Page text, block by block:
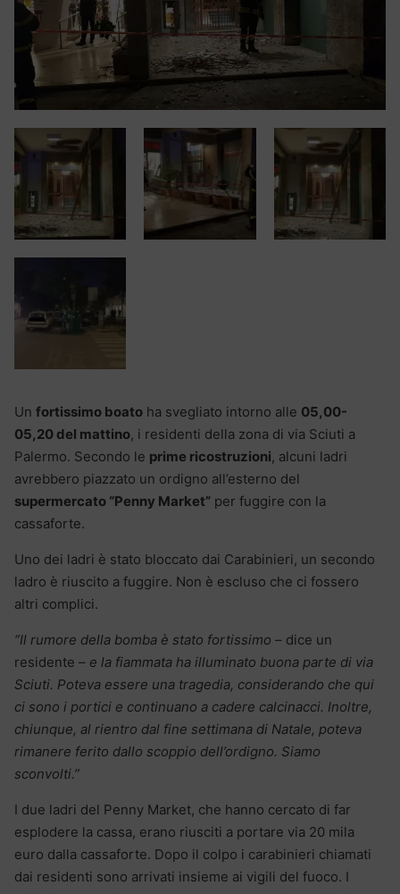
Un fortissimo boato ha svegliato intorno alle 05,00-
05,20 del mattino, i residenti della zona di via Sciuti a
Palermo. Secondo le prime ricostruzioni, alcuni ladri
avrebbero piazzato un ordigno all’esterno del
supermercato “Penny Market” per fuggire con la
cassaforte.
Uno dei ladri è stato bloccato dai Carabinieri, un secondo
ladro è riuscito a fuggire. Non è escluso che ci fossero
altri complici.
“Il rumore della bomba è stato fortissimo – dice un
residente – e la fiammata ha illuminato buona parte di via
Sciuti. Poteva essere una tragedia, considerando che qui
ci sono i portici e continuano a cadere calcinacci. Inoltre,
chiunque, al rientro dal fine settimana di Natale, poteva
rimanere ferito dallo scoppio dell’ordigno. Siamo
sconvolti.”
I due ladri del Penny Market, che hanno cercato di far
esplodere la cassa, erano riusciti a portare via 20 mila
euro dalla cassaforte. Dopo il colpo i carabinieri chiamati
dai residenti sono arrivati insieme ai vigili del fuoco. I